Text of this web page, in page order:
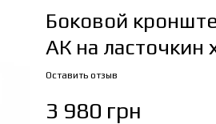
Боковой
АК на
Оставить отзыв
3 980 грн